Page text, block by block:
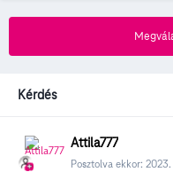
Kérdés
Attila777
Posztolva ekkor: 2023.